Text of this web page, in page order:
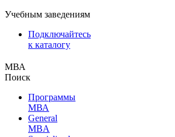
Учебным заведениям
Подключайтесь
к каталогу
МВА
Поиск
Программы
МВА
General
MBA